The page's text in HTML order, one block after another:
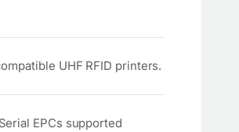
UHF RFID printers.
EPCs supported